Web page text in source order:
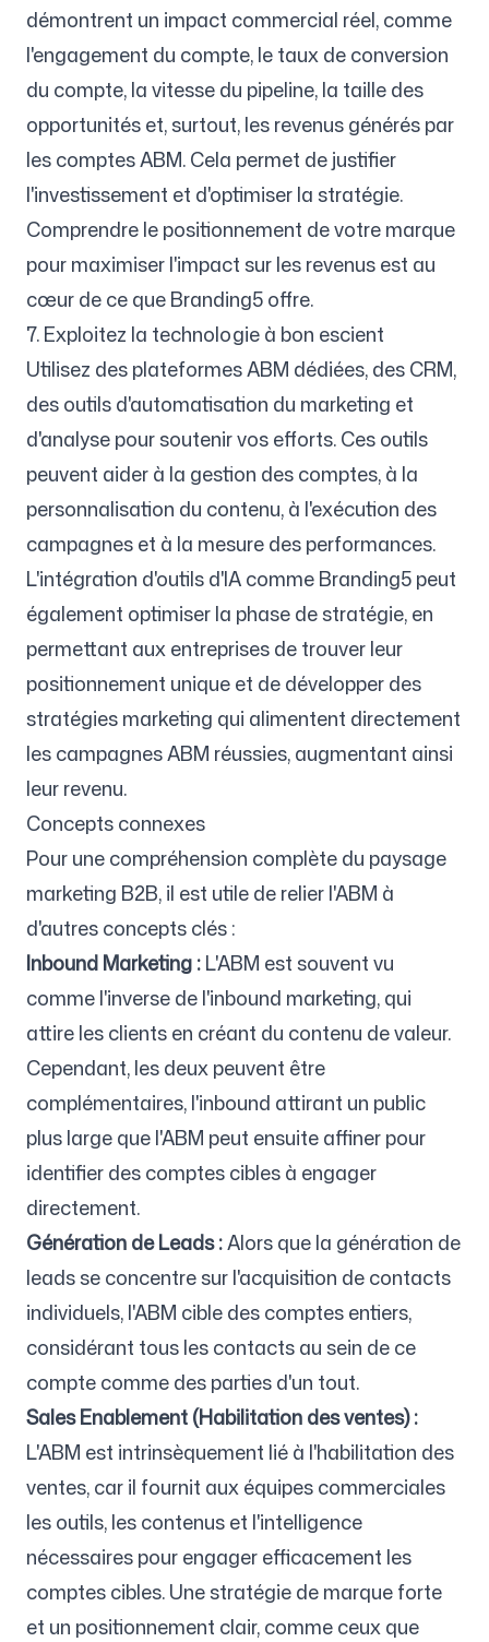
démontrent un impact commercial réel, comme
l'engagement du compte, le taux de conversion
du compte, la vitesse du pipeline, la taille des
opportunités et, surtout, les revenus générés par
les comptes ABM. Cela permet de justifier
l'investissement et d'optimiser la stratégie.
Comprendre le positionnement de votre marque
pour maximiser l'impact sur les revenus est au
cœur de ce que Branding5 offre.
7. Exploitez la technologie à bon escient
Utilisez des plateformes ABM dédiées, des CRM,
des outils d'automatisation du marketing et
d'analyse pour soutenir vos efforts. Ces outils
peuvent aider à la gestion des comptes, à la
personnalisation du contenu, à l'exécution des
campagnes et à la mesure des performances.
L'intégration d'outils d'IA comme Branding5 peut
également optimiser la phase de stratégie, en
permettant aux entreprises de trouver leur
positionnement unique et de développer des
stratégies marketing qui alimentent directement
les campagnes ABM réussies, augmentant ainsi
leur revenu.
Concepts connexes
Pour une compréhension complète du paysage
marketing B2B, il est utile de relier l'ABM à
d'autres concepts clés :
Inbound Marketing :L'ABM est souvent vu
comme l'inverse de l'inbound marketing, qui
attire les clients en créant du contenu de valeur.
Cependant, les deux peuvent être
complémentaires, l'inbound attirant un public
plus large que l'ABM peut ensuite affiner pour
identifier des comptes cibles à engager
directement.
Génération de Leads :Alors que la génération de
leads se concentre sur l'acquisition de contacts
individuels, l'ABM cible des comptes entiers,
considérant tous les contacts au sein de ce
compte comme des parties d'un tout.
Sales Enablement (Habilitation des ventes) :
L'ABM est intrinsèquement lié à l'habilitation des
ventes, car il fournit aux équipes commerciales
les outils, les contenus et l'intelligence
nécessaires pour engager efficacement les
comptes cibles. Une stratégie de marque forte
et un positionnement clair, comme ceux que